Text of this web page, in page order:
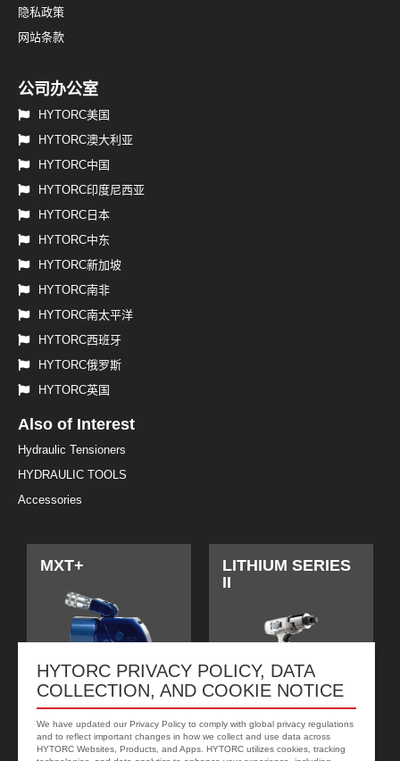
HYTORC PRIVACY POLICY, DATA
COLLECTION, AND COOKIE NOTICE
We have updated our Privacy Policy to comply with global privacy regulations
and to reflect important changes in how we collect and use data across
HYTORC Websites, Products, and Apps. HYTORC utilizes cookies, tracking
隐私政策
网站条款
公司办公室
HYTORC美国
HYTORC澳大利亚
HYTORC中国
HYTORC印度尼西亚
HYTORC日本
HYTORC中东
HYTORC新加坡
HYTORC南非
HYTORC南太平洋
HYTORC西班牙
HYTORC俄罗斯
HYTORC英国
Also of Interest
Hydraulic Tensioners
HYDRAULIC TOOLS
Accessories
MXT+
LITHIUM SERIES
II